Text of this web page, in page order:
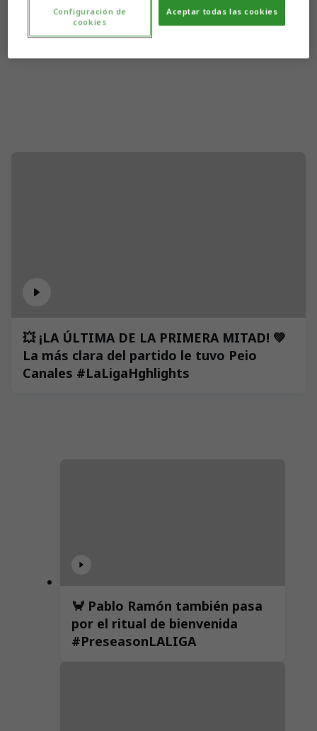
💥 ¡LA ÚLTIMA DE LA PRIMERA MITAD! 💚
La más clara del partido le tuvo Peio
Canales #LaLigaHghlights
🦀 Pablo Ramón también pasa
por el ritual de bienvenida
#PreseasonLALIGA
Aceptar todas las cookies
Configuración de
cookies